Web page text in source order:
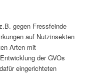
gegen Fressfeinde
auf Nutzinsekten
Arten mit
der GVOs
eingerichteten